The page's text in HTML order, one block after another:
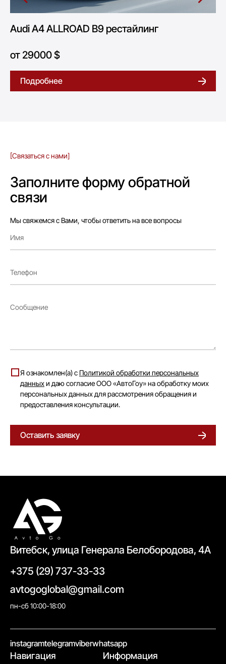
Audi A4 ALLROAD B9 рестайлинг
от 29000 $
Подробнее
[Связаться с нами]
Заполните форму обратной
связи
Мы свяжемся с Вами, чтобы ответить на все вопросы
Я ознакомлен(а) с Политикой обработки персональных
данныхи даю согласие ООО «АвтоГоу» на обработку моих
персональных данных для рассмотрения обращения и
предоставления консультации.
Оставить заявку
Витебск, улица Генерала Белобородова, 4А
+375 (29) 737-33-33
avtogoglobal@gmail.com
пн-сб 10:00-18:00
instagramtelegramviberwhatsapp
Навигация Информация